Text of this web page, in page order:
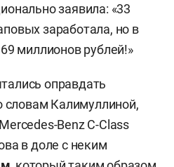
на ул. Сибирский
(продана за
и дом
м в поселке
рублей;
заявила: «33
заработала, но в
миллионов рублей!»
оправдать
словам Калимуллиной,
Benz C-Class
в доле с неким